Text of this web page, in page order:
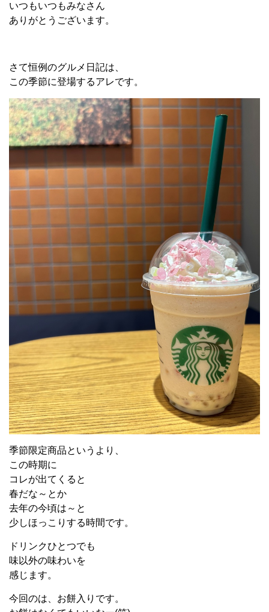
いつもいつもみなさん
ありがとうございます。
さて恒例のグルメ日記は、
この季節に登場するアレです。
季節限定商品というより、
この時期に
コレが出てくると
春だな～とか
去年の今頃は～と
少しほっこりする時間です。
ドリンクひとつでも
味以外の味わいを
感じます。
今回のは、お餅入りです。